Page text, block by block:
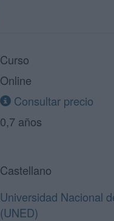
Curso
Online
Consultar precio
0,7 años
Castellano
Universidad Nacional
(UNED)